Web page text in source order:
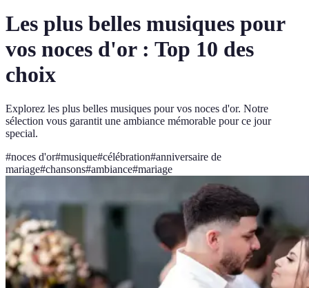
Les plus belles musiques pour
vos noces d'or : Top 10 des
choix
Explorez les plus belles musiques pour vos noces d'or. Notre
sélection vous garantit une ambiance mémorable pour ce jour
special.
#noces d'or#musique#célébration#anniversaire de
mariage#chansons#ambiance#mariage